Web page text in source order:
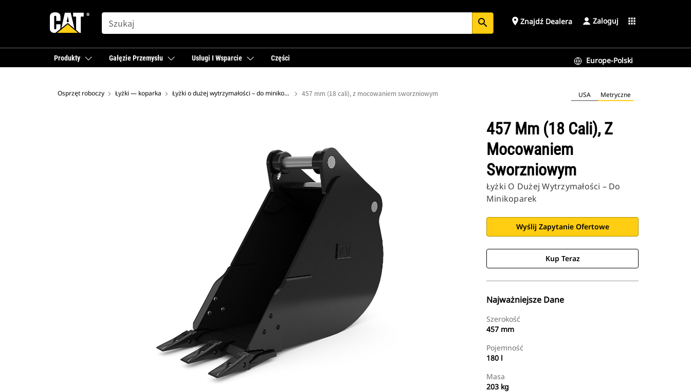
SEARCH search place Znajdź Dealera Zaloguj apps
Produkty Gałęzie Przemysłu Usługi I Wsparcie Części Europe-Polski
Osprzęt roboczy Łyżki — koparka Łyżki o dużej wytrzymałości – do minikoparek 457 mm (18 cali), z mocowaniem sworzniowym USA Metryczne
457 Mm (18 Cali), Z
Mocowaniem
Sworzniowym
Łyżki O Dużej Wytrzymałości – Do
Minikoparek
Wyślij Zapytanie Ofertowe
Kup Teraz
Najważniejsze Dane
Szerokość
457 mm
Pojemność
180 l
Masa
203 kg